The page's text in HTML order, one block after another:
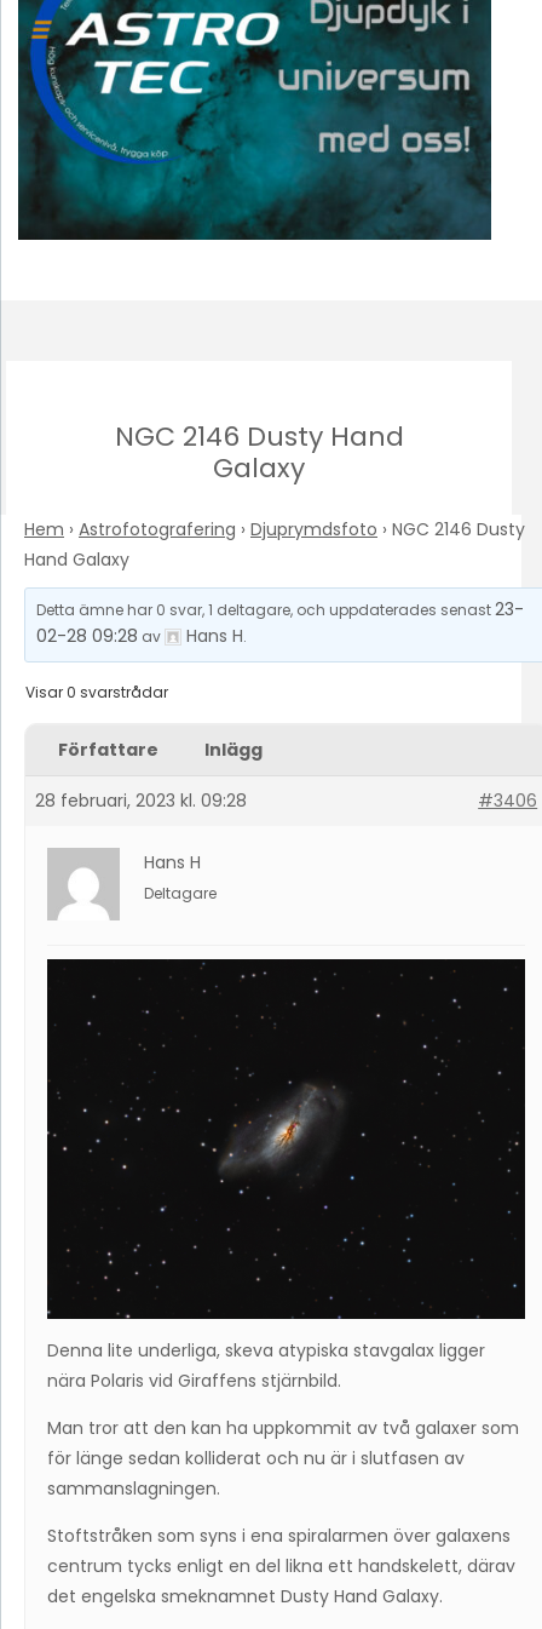
NGC 2146 Dusty Hand
Galaxy
Hem › Astrofotografering › Djuprymdsfoto › NGC 2146 Dusty
Hand Galaxy
Detta ämne har 0 svar, 1 deltagare, och uppdaterades senast23-
02-28 09:28 av Hans H.
Visar 0 svarstrådar
Författare Inlägg
28 februari, 2023 kl. 09:28 #3406
Hans H
Deltagare
Denna lite underliga, skeva atypiska stavgalax ligger
nära Polaris vid Giraffens stjärnbild.
Man tror att den kan ha uppkommit av två galaxer som
för länge sedan kolliderat och nu är i slutfasen av
sammanslagningen.
Stoftstråken som syns i ena spiralarmen över galaxens
centrum tycks enligt en del likna ett handskelett, därav
det engelska smeknamnet Dusty Hand Galaxy.